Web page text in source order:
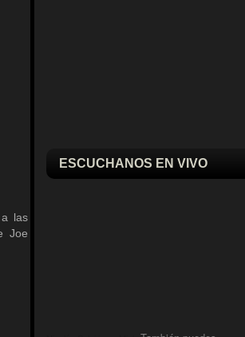
a las
Joe
ESCUCHANOS EN VIVO